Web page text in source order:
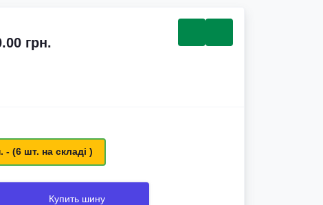
грн.
- (6 шт. на складі )
Купить шину